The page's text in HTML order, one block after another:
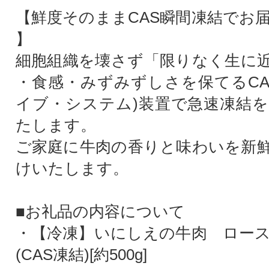
【鮮度そのままCAS瞬間凍結でお
】
細胞組織を壊さず「限りなく生に
・食感・みずみずしさを保てる
イブ・システム)装置で急速凍結
たします。
ご家庭に牛肉の香りと味わいを新
けいたします。
■お礼品の内容について
・【冷凍】いにしえの牛肉 ロー
(CAS凍結)[約500g]